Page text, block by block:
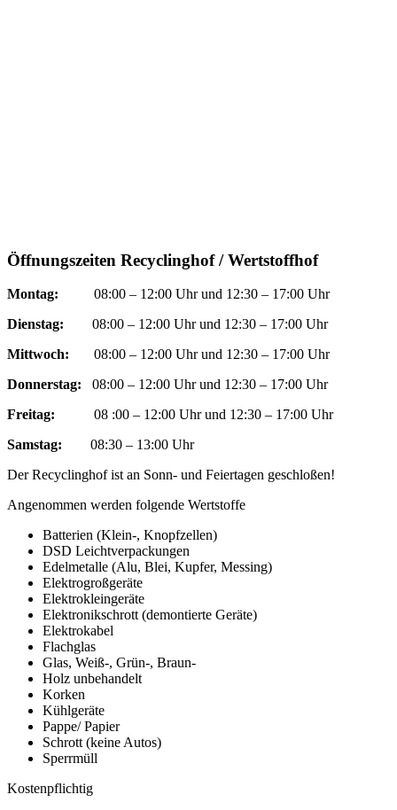
Öffnungszeiten Recyclinghof / Wertstoffhof
Montag: 08:00 – 12:00 Uhr und 12:30 – 17:00 Uhr
Dienstag: 08:00 – 12:00 Uhr und 12:30 – 17:00 Uhr
Mittwoch: 08:00 – 12:00 Uhr und 12:30 – 17:00 Uhr
Donnerstag: 08:00 – 12:00 Uhr und 12:30 – 17:00 Uhr
Freitag: 08 :00 – 12:00 Uhr und 12:30 – 17:00 Uhr
Samstag: 08:30 – 13:00 Uhr
Der Recyclinghof ist an Sonn- und Feiertagen geschloßen!
Angenommen werden folgende Wertstoffe
Batterien (Klein-, Knopfzellen)
DSD Leichtverpackungen
Edelmetalle (Alu, Blei, Kupfer, Messing)
Elektrogroßgeräte
Elektrokleingeräte
Elektronikschrott (demontierte Geräte)
Elektrokabel
Flachglas
Glas, Weiß-, Grün-, Braun-
Holz unbehandelt
Korken
Kühlgeräte
Pappe/ Papier
Schrott (keine Autos)
Sperrmüll
Kostenpflichtig